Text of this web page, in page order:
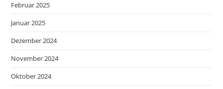
Februar 2025
Januar 2025
Dezember 2024
November 2024
Oktober 2024